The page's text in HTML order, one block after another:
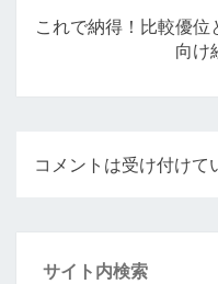
シ
ョ
これで納得！比較優
向け
コメントは受け付けて
サイト内検索